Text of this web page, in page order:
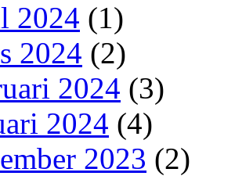
2024 (1)
2024 (2)
2024 (3)
2024 (4)
2023 (2)